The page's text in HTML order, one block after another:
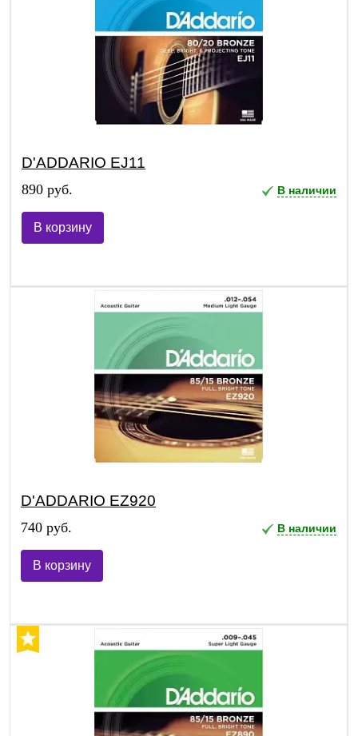
D'ADDARIO EJ11
890 руб. В наличии
В корзину
D'ADDARIO EZ920
740 руб. В наличии
В корзину